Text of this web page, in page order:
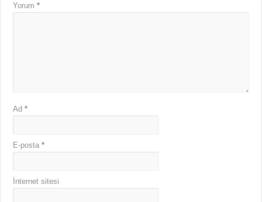
Yorum*
Ad*
E-posta*
İnternet sitesi